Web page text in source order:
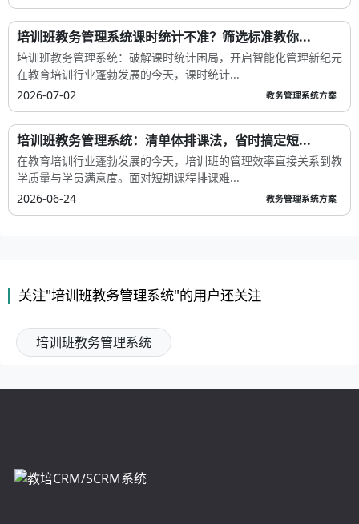
培训班教务管理系统课时统计不准？筛选标准教你...
培训班教务管理系统：破解课时统计困局，开启智能化管理新纪元
在教育培训行业蓬勃发展的今天，课时统计...
2026-07-02
教务管理系统方案
培训班教务管理系统：清单体排课法，省时搞定短...
在教育培训行业蓬勃发展的今天，培训班的管理效率直接关系到教
学质量与学员满意度。面对短期课程排课难...
2026-06-24
教务管理系统方案
关注"培训班教务管理系统"的用户还关注
培训班教务管理系统